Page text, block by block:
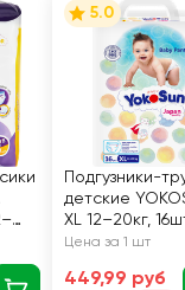
5.0
Подгузники-
детские
XL 12–20кг,
Цена за 1 шт
449,99 руб